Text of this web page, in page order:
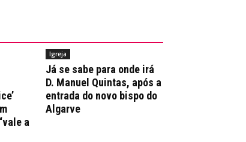
a
Igreja
Já se sabe para onde irá
D. Manuel Quintas, após a
entrada do novo bispo do
Algarve